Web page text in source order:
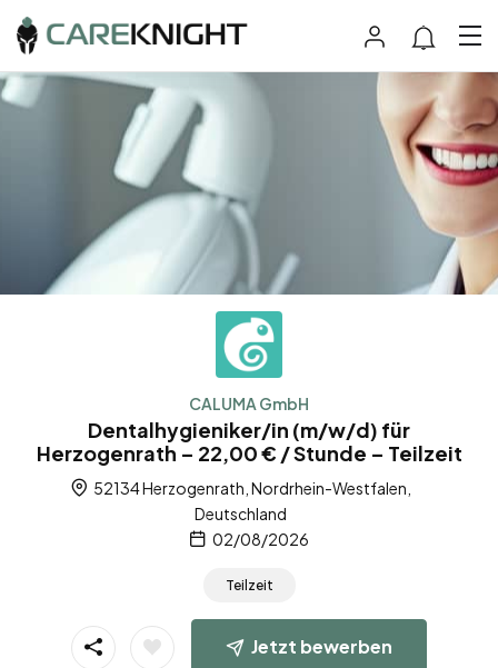
CALUMA GmbH
Dentalhygieniker/in (m/w/d) für
Herzogenrath – 22,00 € / Stunde – Teilzeit
52134 Herzogenrath, Nordrhein-Westfalen,
Deutschland
02/08/2026
Teilzeit
Jetzt bewerben